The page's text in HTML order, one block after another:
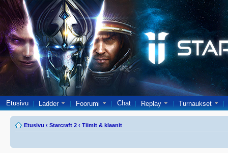
Etusivu Ladder Foorumi Chat Replay Turnaukset
Etusivu ‹ Starcraft 2 ‹ Tiimit & klaanit